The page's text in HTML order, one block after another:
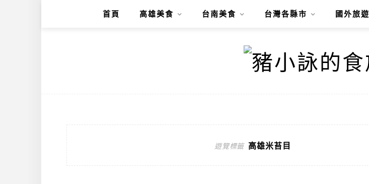
首頁 高雄美食 台南美食 台灣各縣市 國外旅遊
遊覽標籤 高雄米苔目